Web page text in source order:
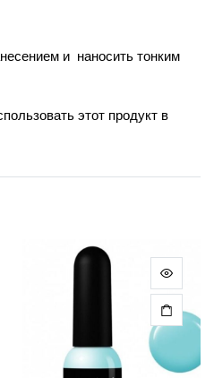
и наносить тонким
этот продукт в